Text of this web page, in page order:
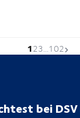
Derzeitige Seite
1Gehe zur Seite
2Gehe zur
3...Gehe zur
102
bei